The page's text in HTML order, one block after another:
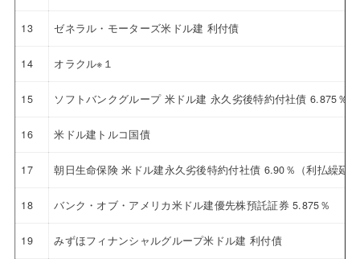
13 ゼネラル・モーターズ米ドル建 利付債
14 オラクル※１
15 ソフトバンクグループ 米ドル建 永久劣後特約付社債 6.875％
16 米ドル建トルコ国債
17 朝日生命保険 米ドル建永久劣後特約付社債 6.90％（利払繰延
18 バンク・オブ・アメリカ米ドル建優先株預託証券 5.875％
19 みずほフィナンシャルグループ米ドル建 利付債